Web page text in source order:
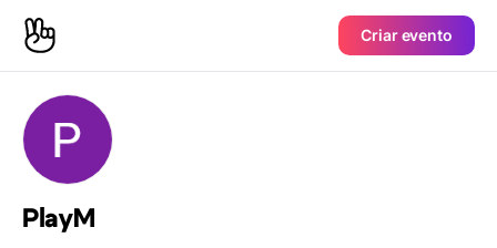
Criar evento
PlayM